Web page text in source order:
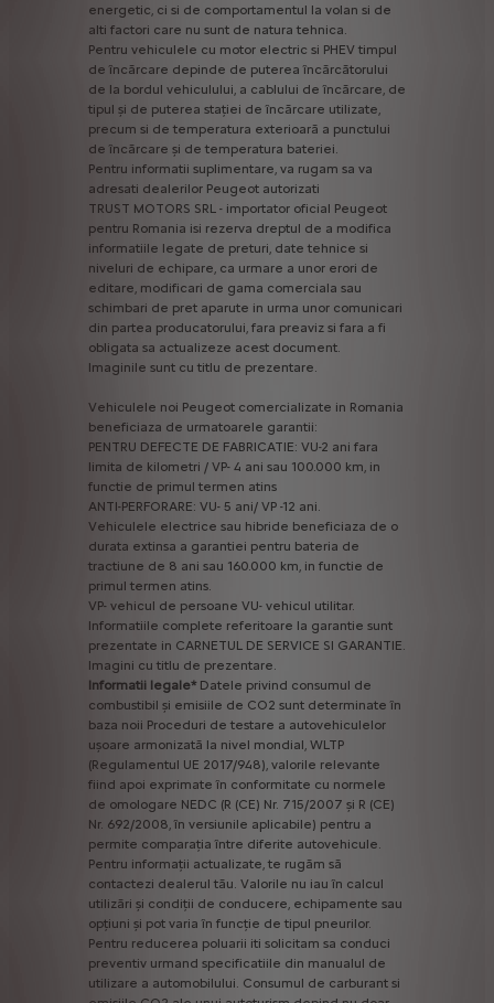
energetic, ci si de comportamentul la volan si de
alti factori care nu sunt de natura tehnica.
Pentru vehiculele cu motor electric si PHEV timpul
de încărcare depinde de puterea încărcătorului
de la bordul vehiculului, a cablului de încărcare, de
tipul și de puterea stației de încărcare utilizate,
precum si de temperatura exterioară a punctului
de încărcare și de temperatura bateriei.
Pentru informatii suplimentare, va rugam sa va
adresati dealerilor Peugeot autorizati
TRUST MOTORS SRL - importator oficial Peugeot
pentru Romania isi rezerva dreptul de a modifica
informatiile legate de preturi, date tehnice si
niveluri de echipare, ca urmare a unor erori de
editare, modificari de gama comerciala sau
schimbari de pret aparute in urma unor comunicari
din partea producatorului, fara preaviz si fara a fi
obligata sa actualizeze acest document.
Imaginile sunt cu titlu de prezentare.
Vehiculele noi Peugeot comercializate in Romania
beneficiaza de urmatoarele garantii:
PENTRU DEFECTE DE FABRICATIE: VU-2 ani fara
limita de kilometri / VP- 4 ani sau 100.000 km, in
functie de primul termen atins
ANTI-PERFORARE: VU- 5 ani/ VP -12 ani.
Vehiculele electrice sau hibride beneficiaza de o
durata extinsa a garantiei pentru bateria de
tractiune de 8 ani sau 160.000 km, in functie de
primul termen atins.
VP- vehicul de persoane VU- vehicul utilitar.
Informatiile complete referitoare la garantie sunt
prezentate in CARNETUL DE SERVICE SI GARANTIE.
Imagini cu titlu de prezentare.
Informatii legale* Datele privind consumul de
combustibil și emisiile de CO2 sunt determinate în
baza noii Proceduri de testare a autovehiculelor
ușoare armonizată la nivel mondial, WLTP
(Regulamentul UE 2017/948), valorile relevante
fiind apoi exprimate în conformitate cu normele
de omologare NEDC (R (CE) Nr. 715/2007 și R (CE)
Nr. 692/2008, în versiunile aplicabile) pentru a
permite comparația între diferite autovehicule.
Pentru informații actualizate, te rugăm să
contactezi dealerul tău. Valorile nu iau în calcul
utilizări și condiții de conducere, echipamente sau
opțiuni și pot varia în funcție de tipul pneurilor.
Pentru reducerea poluarii iti solicitam sa conduci
preventiv urmand specificatiile din manualul de
utilizare a automobilului. Consumul de carburant si